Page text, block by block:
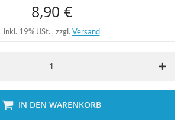
8,90 €
inkl. 19% USt. , zzgl. Versand
IN DEN WARENKORB